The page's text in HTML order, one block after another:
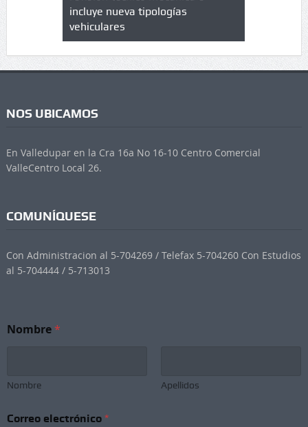
incluye nueva tipologías
vehiculares
NOS UBICAMOS
En Valledupar en la Cra 16a No 16-10 Centro Comercial
ValleCentro Local 26.
COMUNÍQUESE
Con Administracion al 5-704269 / Telefax 5-704260 Con Estudios
al 5-704444 / 5-713013
Nombre*
Nombre Apellidos
Correo electrónico *